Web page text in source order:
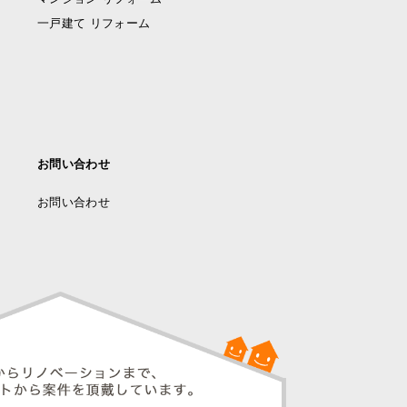
一戸建て リフォーム
お問い合わせ
お問い合わせ